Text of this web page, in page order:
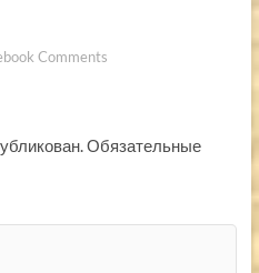
Comments
Обязательные